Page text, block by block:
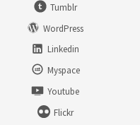
Tumblr
WordPress
Linkedin
Myspace
Youtube
Flickr